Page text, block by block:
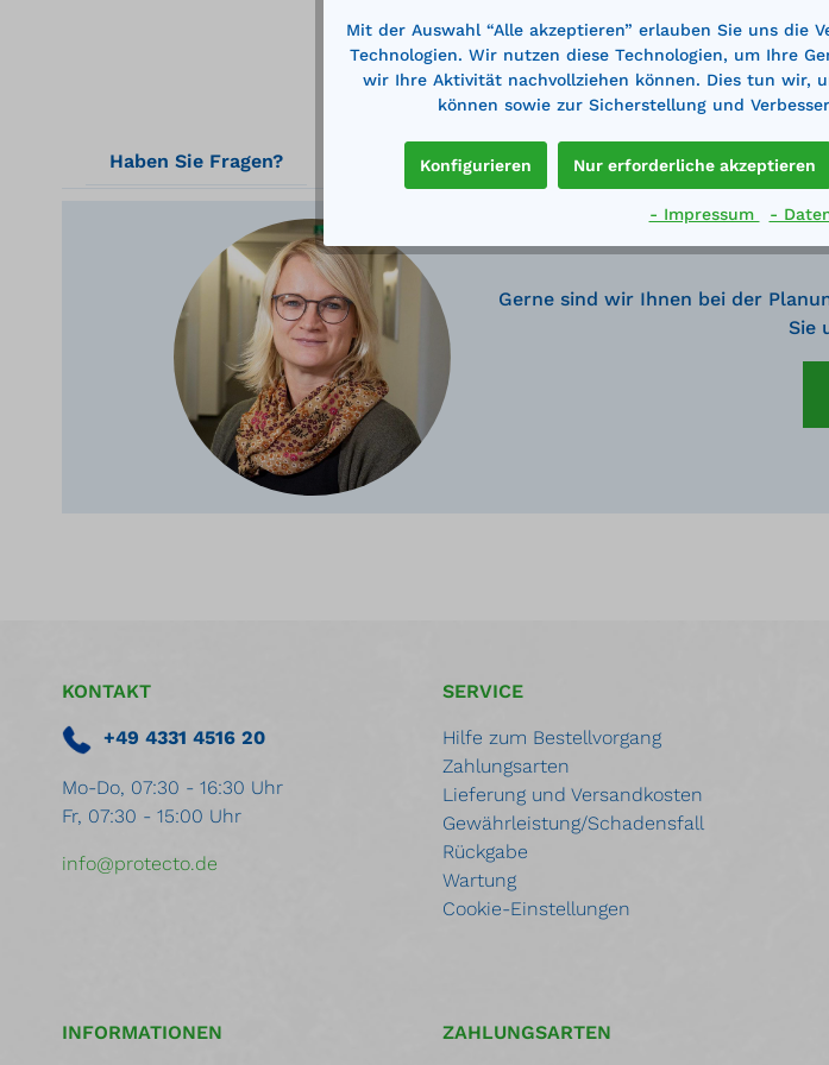
Haben Sie Fragen?
Gerne sind wir Ihnen bei der
Sie
KONTAKT
+49 4331 4516 20
Mo-Do, 07:30 - 16:30 Uhr
Fr, 07:30 - 15:00 Uhr
info@protecto.de
SERVICE
Hilfe zum Bestellvorgang
Zahlungsarten
Lieferung und Versandkosten
Gewährleistung/Schadensfall
Rückgabe
Wartung
Cookie-Einstellungen
INFORMATIONEN ZAHLUNGSARTEN
Mit der Auswahl “Alle akzeptieren” erlauben Sie uns die
Technologien. Wir nutzen diese Technologien, um Ihre
wir Ihre Aktivität nachvollziehen können. Dies tun wir,
können sowie zur Sicherstellung und
Konfigurieren Nur erforderliche akzeptieren
- Impressum -